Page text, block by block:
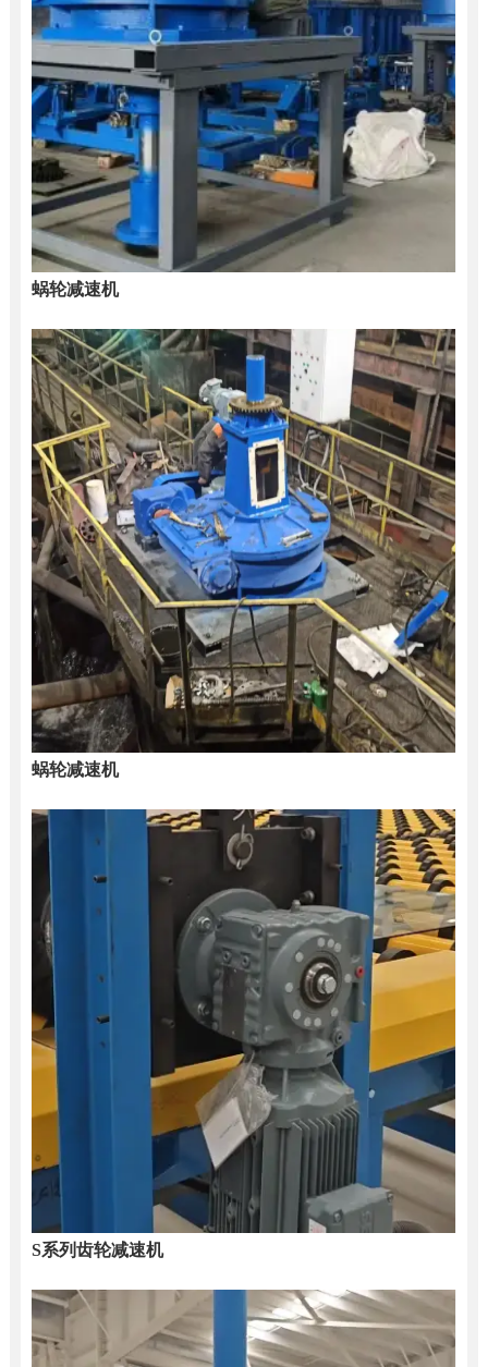
蜗轮减速机
蜗轮减速机
S系列齿轮减速机